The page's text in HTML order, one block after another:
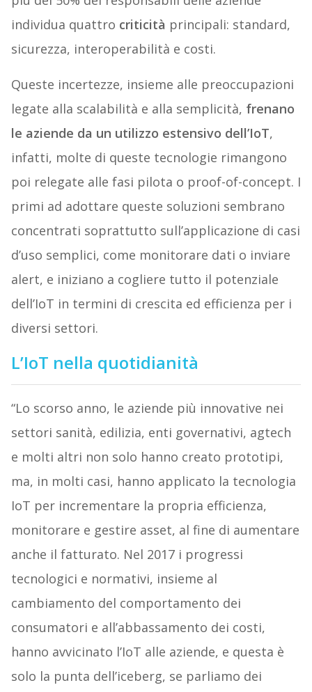
individua quattro criticità principali: standard,
sicurezza, interoperabilità e costi.
Queste incertezze, insieme alle preoccupazioni
legate alla scalabilità e alla semplicità, frenano
le aziende da un utilizzo estensivo dell’IoT,
infatti, molte di queste tecnologie rimangono
poi relegate alle fasi pilota o proof-of-concept. I
primi ad adottare queste soluzioni sembrano
concentrati soprattutto sull’applicazione di casi
d’uso semplici, come monitorare dati o inviare
alert, e iniziano a cogliere tutto il potenziale
dell’IoT in termini di crescita ed efficienza per i
diversi settori.
L’IoT nella quotidianità
“Lo scorso anno, le aziende più innovative nei
settori sanità, edilizia, enti governativi, agtech
e molti altri non solo hanno creato prototipi,
ma, in molti casi, hanno applicato la tecnologia
IoT per incrementare la propria efficienza,
monitorare e gestire asset, al fine di aumentare
anche il fatturato. Nel 2017 i progressi
tecnologici e normativi, insieme al
cambiamento del comportamento dei
consumatori e all’abbassamento dei costi,
hanno avvicinato l’IoT alle aziende, e questa è
solo la punta dell’iceberg, se parliamo dei